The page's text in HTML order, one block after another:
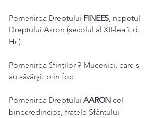
Pomenirea Dreptului FINEES , nepotul
Dreptului Aaron (secolul al XII-lea î. d.
Hr.)
Pomenirea Sfinților 9 Mucenici, care s-
au săvârşit prin foc
Pomenirea Dreptului AARON cel
binecredincios, fratele Sfântului